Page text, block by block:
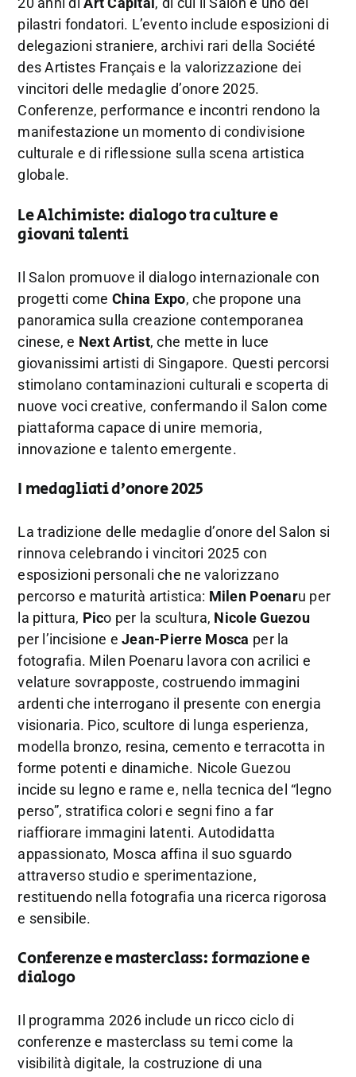
pilastri fondatori. L’evento include esposizioni di
delegazioni straniere, archivi rari della Société
des Artistes Français e la valorizzazione dei
vincitori delle medaglie d’onore 2025.
Conferenze, performance e incontri rendono la
manifestazione un momento di condivisione
culturale e di riflessione sulla scena artistica
globale.
Le Alchimiste: dialogo tra culture e
giovani talenti
Il Salon promuove il dialogo internazionale con
progetti comeChina Expo, che propone una
panoramica sulla creazione contemporanea
cinese, e Next Artist, che mette in luce
giovanissimi artisti di Singapore. Questi percorsi
stimolano contaminazioni culturali e scoperta di
nuove voci creative, confermando il Salon come
piattaforma capace di unire memoria,
innovazione e talento emergente.
I medagliati d’onore 2025
La tradizione delle medaglie d’onore del Salon si
rinnova celebrando i vincitori 2025 con
esposizioni personali che ne valorizzano
percorso e maturità artistica: Milen Poenaru per
la pittura, Pico per la scultura, Nicole Guezou
per l’incisione eJean-Pierre Mosca per la
fotografia. Milen Poenaru lavora con acrilici e
velature sovrapposte, costruendo immagini
ardenti che interrogano il presente con energia
visionaria. Pico, scultore di lunga esperienza,
modella bronzo, resina, cemento e terracotta in
forme potenti e dinamiche. Nicole Guezou
incide su legno e rame e, nella tecnica del “legno
perso”, stratifica colori e segni fino a far
riaffiorare immagini latenti. Autodidatta
appassionato, Mosca affina il suo sguardo
attraverso studio e sperimentazione,
restituendo nella fotografia una ricerca rigorosa
e sensibile.
Conferenze e masterclass: formazione e
dialogo
Il programma 2026 include un ricco ciclo di
conferenze e masterclass su temi come la
visibilità digitale, la costruzione di una